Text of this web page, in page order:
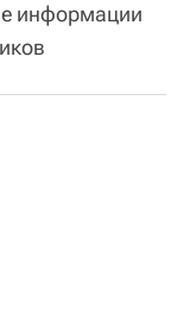
информации